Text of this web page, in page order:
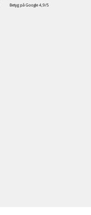
Betyg på Google 4,9/5